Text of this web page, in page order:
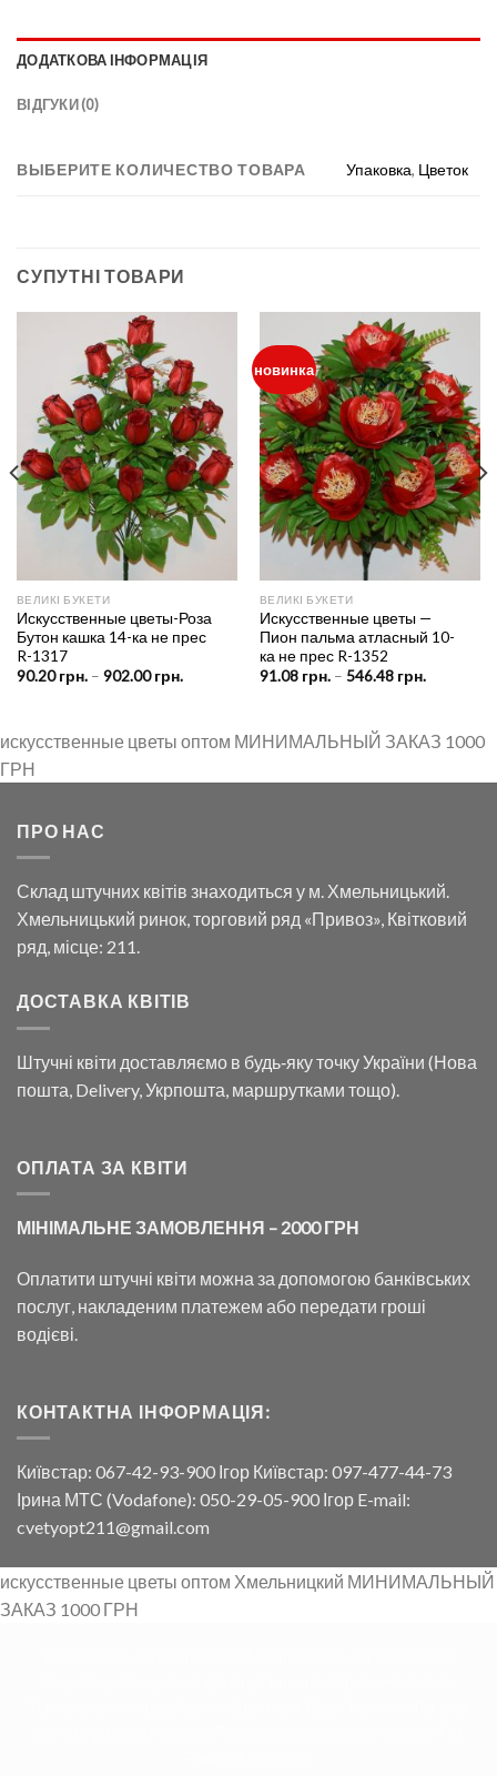
ДОДАТКОВА ІНФОРМАЦІЯ
ВІДГУКИ (0)
ВЫБЕРИТЕ КОЛИЧЕСТВО ТОВАРА Упаковка, Цветок
СУПУТНІ ТОВАРИ
ВЕЛИКІ БУКЕТИ
Искусственные цветы-Роза
Бутон кашка 14-ка не прес
R-1317
90.20грн. – 902.00грн.Price
902.00 грн.
новинка
ВЕЛИКІ БУКЕТИ
Искусственные цветы —
Пион пальма атласный 10-
ка не прес R-1352
91.08 грн. – 546.48 грн.Price
546.48
искусственные цветы оптом МИНИМАЛЬНЫЙ ЗАКАЗ 1000
ГРН
ПРО НАС
Склад штучних квітів знаходиться у м. Хмельницький.
Хмельницький ринок, торговий ряд «Привоз», Квітковий
ряд, місце: 211.
ДОСТАВКА КВІТІВ
Штучні квіти доставляємо в будь‑яку точку України (Нова
пошта, Delivery, Укрпошта, маршрутками тощо).
ОПЛАТА ЗА КВІТИ
МІНІМАЛЬНЕ ЗАМОВЛЕННЯ – 2000 ГРН
Оплатити штучні квіти можна за допомогою банківських
послуг, накладеним платежем або передати гроші
водієві.
КОНТАКТНА ІНФОРМАЦІЯ:
Київстар: 067-42-93-900 Ігор Київстар: 097-477-44-73
Ірина МТС (Vodafone): 050-29-05-900 Ігор E-mail:
cvetyopt211@gmail.com
искусственные цветы оптом Хмельницкий МИНИМАЛЬНЫЙ
ЗАКАЗ 1000 ГРН